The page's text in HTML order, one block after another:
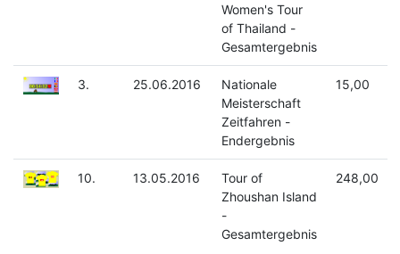
Women's Tour
of Thailand -
Gesamtergebnis
3. 25.06.2016
Nationale
Meisterschaft
Zeitfahren -
Endergebnis
15,00
10. 13.05.2016
Tour of
Zhoushan Island
-
Gesamtergebnis
248,00